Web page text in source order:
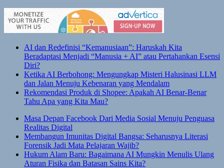
AI dan Redefinisi “Kemanusiaan”: Haruskah Kita
Beradaptasi Menjadi “Manusia + AI” atau Pertahankan Esensi
Diri?
Ketika AI Berbohong: Mengungkap Misteri Halusinasi LLM
dan Jalan Menuju Kebenaran yang Mendalam
Rekomendasi Produk di Shopee: Apakah AI Benar-Benar
Tahu Apa yang Kita Mau?
Masa Depan Facebook Dari Media Sosial Menuju Penguasa
Realitas Digital
Membangun Imunitas Digital Bangsa: Seharusnya Literasi
Forensik Jadi Mata Pelajaran Wajib?
Hukum Alam Baru: Bagaimana AI Mungkin Menulis Ulang
Aturan Fisika dan Batasan Sains Kita?